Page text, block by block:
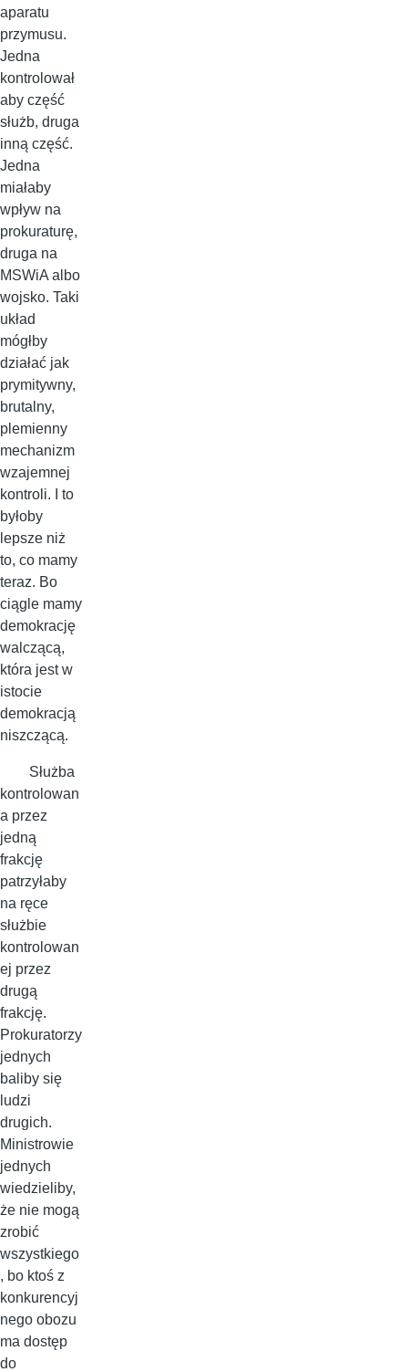
aparatu
przymusu.
Jedna
kontrolował
aby część
służb, druga
inną część.
Jedna
miałaby
wpływ na
prokuraturę,
druga na
MSWiA albo
wojsko. Taki
układ
mógłby
działać jak
prymitywny,
brutalny,
plemienny
mechanizm
wzajemnej
kontroli. I to
byłoby
lepsze niż
to, co mamy
teraz. Bo
ciągle mamy
demokrację
walczącą,
która jest w
istocie
demokracją
niszczącą.
Służba
kontrolowan
a przez
jedną
frakcję
patrzyłaby
na ręce
służbie
kontrolowan
ej przez
drugą
frakcję.
Prokuratorzy
jednych
baliby się
ludzi
drugich.
Ministrowie
jednych
wiedzieliby,
że nie mogą
zrobić
wszystkiego
, bo ktoś z
konkurencyj
nego obozu
ma dostęp
do